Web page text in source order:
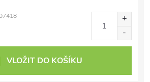
VLOŽIT DO KOŠÍKU